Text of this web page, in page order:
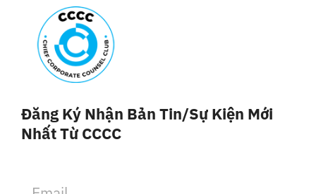
Đăng Ký Nhận Bản Tin/sự Kiện Mới
Nhất Từ CCCC